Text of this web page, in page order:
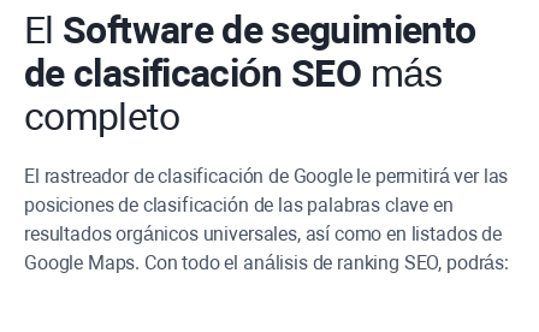
El Software de seguimiento
de clasificación SEO más
completo
El rastreador de clasificación de Google le permitirá ver las
posiciones de clasificación de las palabras clave en
resultados orgánicos universales, así como en listados de
Google Maps. Con todo el análisis de ranking SEO, podrás: